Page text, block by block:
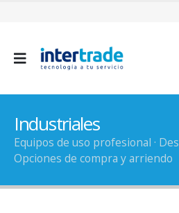
Industriales
Equipos de uso profesional ·
Opciones de compra y arriendo